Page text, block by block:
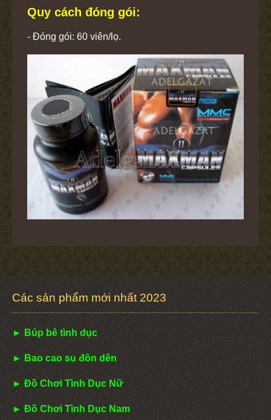
Quy cách đóng gói:
- Đóng gói: 60 viên/lọ.
Các sản phẩm mới nhất 2023
► Búp bê tình dục
► Bao cao su đôn dên
► Đồ Chơi Tình Dục Nữ
► Đồ Chơi Tình Dục Nam